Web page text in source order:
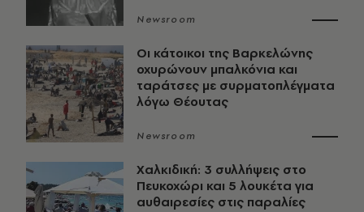
Newsroom
Οι κάτοικοι της Βαρκελώνης
οχυρώνουν μπαλκόνια και
ταράτσες με συρματοπλέγματα
λόγω Θέουτας
Newsroom
Χαλκιδική: 3 συλλήψεις στο
Πευκοχώρι και 5 λουκέτα για
αυθαιρεσίες στις παραλίες